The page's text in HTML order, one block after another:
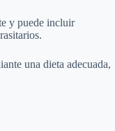
y puede incluir
una dieta adecuada,